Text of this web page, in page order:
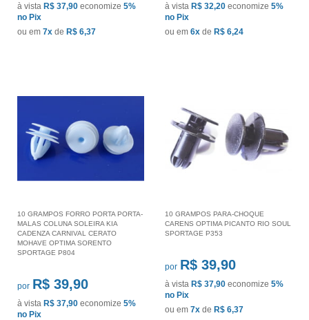
à vista R$ 37,90 economize 5%
no Pix
ou em 7x de R$ 6,37
à vista R$ 32,20 economize 5%
no Pix
ou em 6x de R$ 6,24
10 GRAMPOS FORRO PORTA PORTA-
MALAS COLUNA SOLEIRA KIA
CADENZA CARNIVAL CERATO
MOHAVE OPTIMA SORENTO
SPORTAGE P804
por R$ 39,90
à vista R$ 37,90 economize 5%
no Pix
10 GRAMPOS PARA-CHOQUE
CARENS OPTIMA PICANTO RIO SOUL
SPORTAGE P353
por R$ 39,90
à vista R$ 37,90 economize 5%
no Pix
ou em 7x de R$ 6,37